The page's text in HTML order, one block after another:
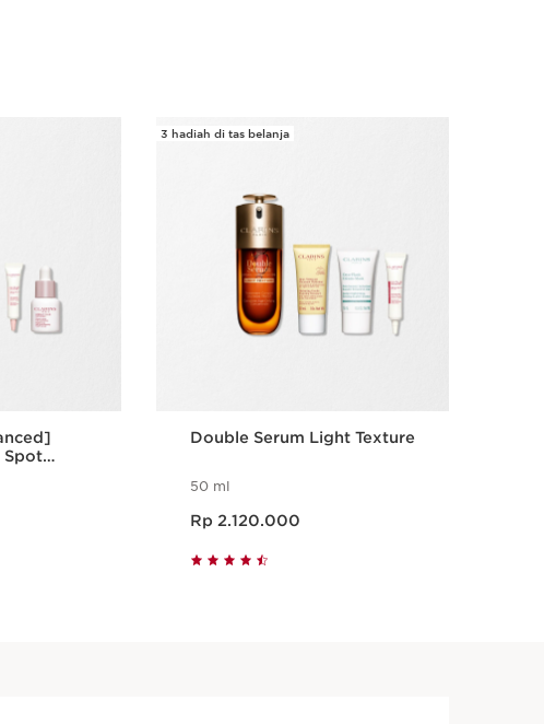
Spot
3 hadiah di tas belanja
Double Serum Light Texture
50 ml
Rp 2.120.000
Tampilan Cepat